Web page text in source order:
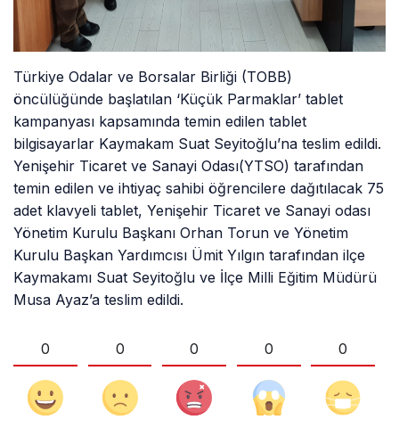
Türkiye Odalar ve Borsalar Birliği (TOBB)
öncülüğünde başlatılan ‘Küçük Parmaklar’ tablet
kampanyası kapsamında temin edilen tablet
bilgisayarlar Kaymakam Suat Seyitoğlu’na teslim edildi.
Yenişehir Ticaret ve Sanayi Odası(YTSO) tarafından
temin edilen ve ihtiyaç sahibi öğrencilere dağıtılacak 75
adet klavyeli tablet, Yenişehir Ticaret ve Sanayi odası
Yönetim Kurulu Başkanı Orhan Torun ve Yönetim
Kurulu Başkan Yardımcısı Ümit Yılgın tarafından ilçe
Kaymakamı Suat Seyitoğlu ve İlçe Milli Eğitim Müdürü
Musa Ayaz’a teslim edildi.
0 0 0 0 0